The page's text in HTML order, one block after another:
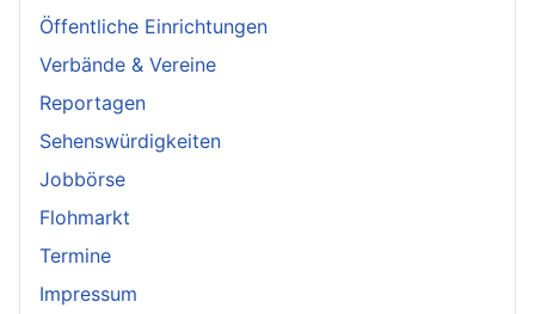
Öffentliche Einrichtungen
Verbände & Vereine
Reportagen
Sehenswürdigkeiten
Jobbörse
Flohmarkt
Termine
Impressum